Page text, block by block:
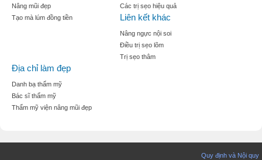
Nâng mũi đẹp
Tạo mà lúm đồng tiền
Các trị sẹo hiệu quả
Liên kết khác
Nâng ngực nội soi
Điều trị sẹo lõm
Trị sẹo thâm
Địa chỉ làm đẹp
Danh bạ thẩm mỹ
Bác sĩ thẩm mỹ
Thẩm mỹ viện nâng mũi đẹp
Quy định và Nội quy